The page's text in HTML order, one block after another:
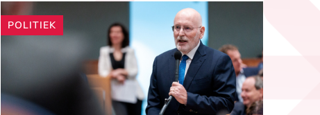
Andere
artikelen
POLITIEK